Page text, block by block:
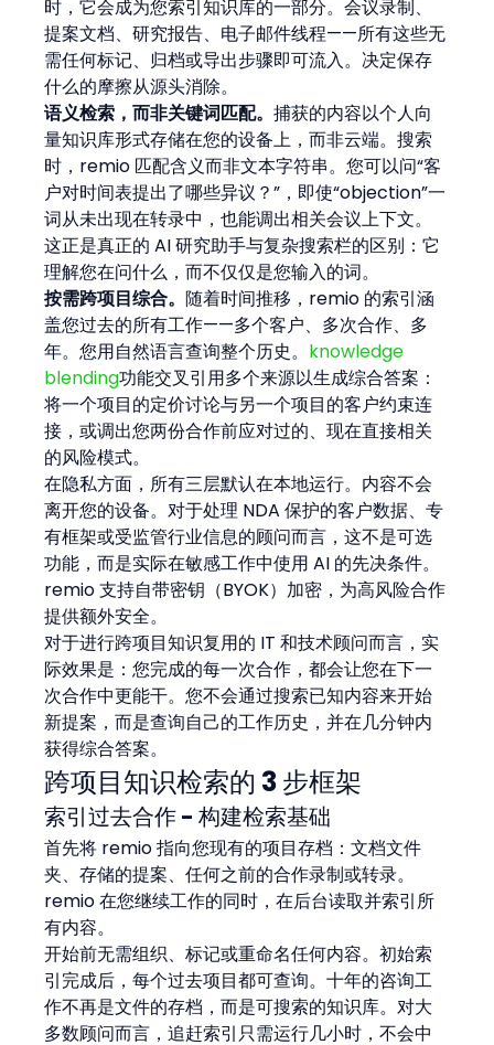
时，它会成为您索引知识库的一部分。会议录制、
提案文档、研究报告、电子邮件线程——所有这些无
需任何标记、归档或导出步骤即可流入。决定保存
什么的摩擦从源头消除。
语义检索，而非关键词匹配。捕获的内容以个人向
量知识库形式存储在您的设备上，而非云端。搜索
时，remio 匹配含义而非文本字符串。您可以问“客
户对时间表提出了哪些异议？”，即使“objection”一
词从未出现在转录中，也能调出相关会议上下文。
这正是真正的 AI 研究助手与复杂搜索栏的区别：它
理解您在问什么，而不仅仅是您输入的词。
按需跨项目综合。随着时间推移，remio 的索引涵
盖您过去的所有工作——多个客户、多次合作、多
年。您用自然语言查询整个历史。 knowledge
blending功能交叉引用多个来源以生成综合答案：
将一个项目的定价讨论与另一个项目的客户约束连
接，或调出您两份合作前应对过的、现在直接相关
的风险模式。
在隐私方面，所有三层默认在本地运行。内容不会
离开您的设备。对于处理 NDA 保护的客户数据、专
有框架或受监管行业信息的顾问而言，这不是可选
功能，而是实际在敏感工作中使用 AI 的先决条件。
remio 支持自带密钥（BYOK）加密，为高风险合作
提供额外安全。
对于进行跨项目知识复用的 IT 和技术顾问而言，实
际效果是：您完成的每一次合作，都会让您在下一
次合作中更能干。您不会通过搜索已知内容来开始
新提案，而是查询自己的工作历史，并在几分钟内
获得综合答案。
跨项目知识检索的 3 步框架
索引过去合作 - 构建检索基础
首先将 remio 指向您现有的项目存档：文档文件
夹、存储的提案、任何之前的合作录制或转录。
remio 在您继续工作的同时，在后台读取并索引所
有内容。
开始前无需组织、标记或重命名任何内容。初始索
引完成后，每个过去项目都可查询。十年的咨询工
作不再是文件的存档，而是可搜索的知识库。对大
多数顾问而言，追赶索引只需运行几小时，不会中